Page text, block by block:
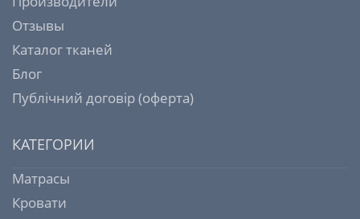
Отзывы
Каталог тканей
Блог
Публічний договір (оферта)
КАТЕГОРИИ
Матрасы
Кровати